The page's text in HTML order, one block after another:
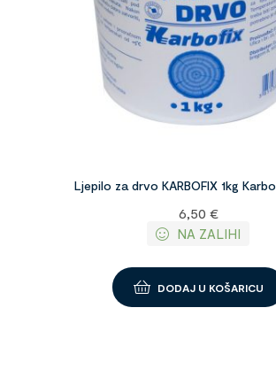
Ljepilo za drvo KARBOFIX 1kg
6,50 €
NA ZALIHI
DODAJ U KOŠARICU